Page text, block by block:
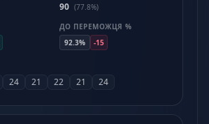
90 (77.8%)
ДО ПЕРЕМОЖЦЯ %
92.3%
-15
24 21 22 21 24